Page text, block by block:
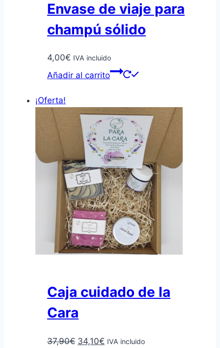
Envase de viaje para
champú sólido
4,00€ IVA incluido
Añadir al carrito
¡Oferta!
Caja cuidado de la
Cara
37,90€ El
34,10€ El
IVA incluido